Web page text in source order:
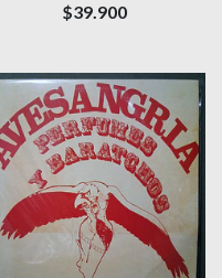
$39.900